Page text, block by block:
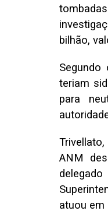
bilhão,
teriam
para
ANM
atuou em